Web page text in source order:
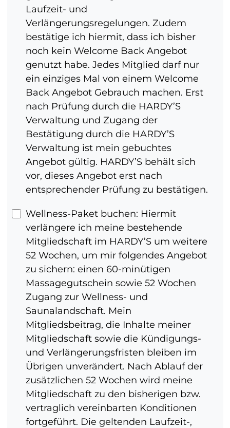
Laufzeit- und
Verlängerungsregelungen. Zudem
bestätige ich hiermit, dass ich bisher
noch kein Welcome Back Angebot
genutzt habe. Jedes Mitglied darf nur
ein einziges Mal von einem Welcome
Back Angebot Gebrauch machen. Erst
nach Prüfung durch die HARDY’S
Verwaltung und Zugang der
Bestätigung durch die HARDY’S
Verwaltung ist mein gebuchtes
Angebot gültig. HARDY’S behält sich
vor, dieses Angebot erst nach
entsprechender Prüfung zu bestätigen.
Wellness-Paket buchen: Hiermit
verlängere ich meine bestehende
Mitgliedschaft im HARDY’S um weitere
52 Wochen, um mir folgendes Angebot
zu sichern: einen 60-minütigen
Massagegutschein sowie 52 Wochen
Zugang zur Wellness- und
Saunalandschaft. Mein
Mitgliedsbeitrag, die Inhalte meiner
Mitgliedschaft sowie die Kündigungs-
und Verlängerungsfristen bleiben im
Übrigen unverändert. Nach Ablauf der
zusätzlichen 52 Wochen wird meine
Mitgliedschaft zu den bisherigen bzw.
vertraglich vereinbarten Konditionen
fortgeführt. Die geltenden Laufzeit-,